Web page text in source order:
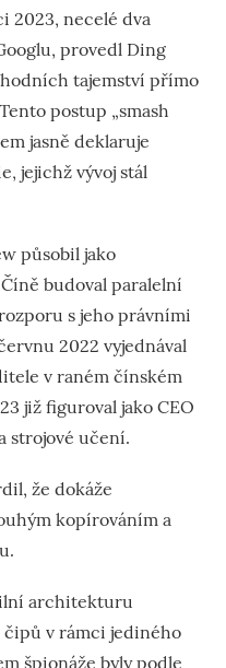
2023, necelé dva
provedl Ding
tajemství přímo
postup „smash
jasně deklaruje
jejichž vývoj stál
působil jako
budoval paralelní
s jeho právními
2022 vyjednával
v raném čínském
již figuroval jako CEO
strojové učení.
že dokáže
kopírováním a
architekturu
čipů v rámci jediného
špionáže byly podle